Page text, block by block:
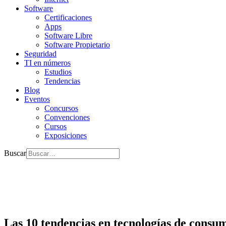
Software
Certificaciones
Apps
Software Libre
Software Propietario
Seguridad
TI en números
Estudios
Tendencias
Blog
Eventos
Concursos
Convenciones
Cursos
Exposiciones
Buscar
Las 10 tendencias en tecnologías de